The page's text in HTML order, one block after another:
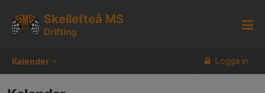
Kalender Logga in
Skellefteå MS
Drifting